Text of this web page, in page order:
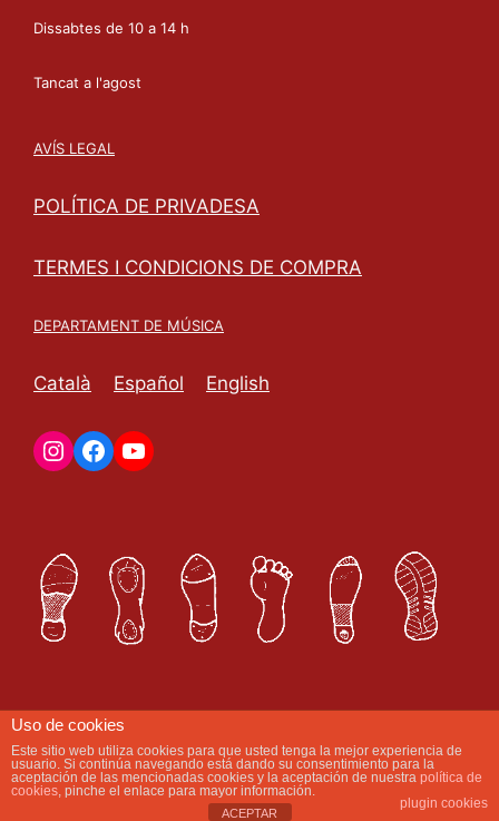
Dissabtes de 10 a 14 h
Tancat a l'agost
AVÍS LEGAL
POLÍTICA DE PRIVADESA
TERMES I CONDICIONS DE COMPRA
DEPARTAMENT DE MÚSICA
Català Español English
Uso de cookies
Este sitio web utiliza cookies para que usted tenga la mejor experiencia de
usuario. Si continúa navegando está dando su consentimiento para la
aceptación de las mencionadas cookies y la aceptación de nuestra política de
cookies, pinche el enlace para mayor información.
plugin cookies
ACEPTAR